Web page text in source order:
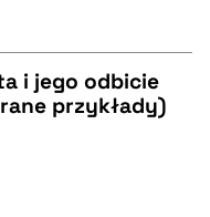
i jego odbicie
przykłady)